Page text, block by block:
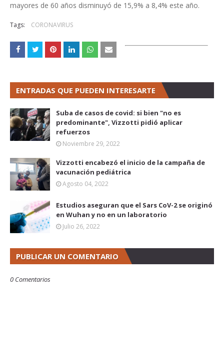
mayores de 60 años disminuyó de 15,9% a 8,4% este año.
Tags: CORONAVIRUS
ENTRADAS QUE PUEDEN INTERESARTE
Suba de casos de covid: si bien "no es
predominante", Vizzotti pidió aplicar
refuerzos
Noviembre 29, 2022
Vizzotti encabezó el inicio de la campaña de
vacunación pediátrica
Agosto 04, 2022
Estudios aseguran que el Sars CoV-2 se originó
en Wuhan y no en un laboratorio
Julio 26, 2022
PUBLICAR UN COMENTARIO
0 Comentarios